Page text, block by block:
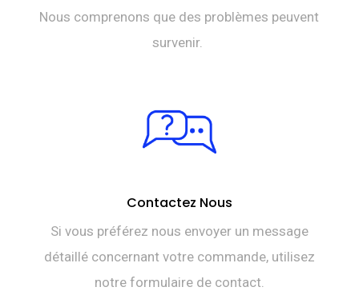
Nous comprenons que des problèmes peuvent
survenir.
Contactez Nous
Si vous préférez nous envoyer un message
détaillé concernant votre commande, utilisez
notre formulaire de contact.